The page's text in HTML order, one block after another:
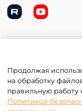
Клиентам
Информация
Продолжая
на обработку
правильную работу
Политикой